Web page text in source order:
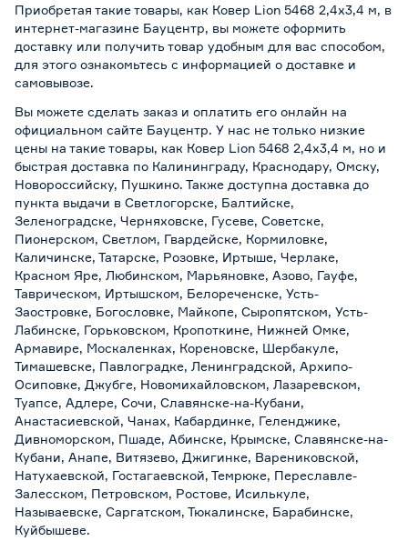
Приобретая такие товары, как Ковер Lion 5468 2,4х3,4 м, в
интернет-магазине Бауцентр, вы можете оформить
доставку или получить товар удобным для вас способом,
для этого ознакомьтесь с информацией о доставке и
самовывозе.
Вы можете сделать заказ и оплатить его онлайн на
официальном сайте Бауцентр. У нас не только низкие
цены на такие товары, как Ковер Lion 5468 2,4х3,4 м, но и
быстрая доставка по Калининграду, Краснодару, Омску,
Новороссийску, Пушкино. Также доступна доставка до
пункта выдачи в Светлогорске, Балтийске,
Зеленоградске, Черняховске, Гусеве, Советске,
Пионерском, Светлом, Гвардейске, Кормиловке,
Каличинске, Татарске, Розовке, Иртыше, Черлаке,
Красном Яре, Любинском, Марьяновке, Азово, Гауфе,
Таврическом, Иртышском, Белореченске, Усть-
Заостровке, Богословке, Майкопе, Сыропятском, Усть-
Лабинске, Горьковском, Кропоткине, Нижней Омке,
Армавире, Москаленках, Кореновске, Шербакуле,
Тимашевске, Павлоградке, Ленинградской, Архипо-
Осиповке, Джубге, Новомихайловском, Лазаревском,
Туапсе, Адлере, Сочи, Славянске-на-Кубани,
Анастасиевской, Чанах, Кабардинке, Геленджике,
Дивноморском, Пшаде, Абинске, Крымске, Славянске-на-
Кубани, Анапе, Витязево, Джигинке, Варениковской,
Натухаевской, Гостагаевской, Темрюке, Переславле-
Залесском, Петровском, Ростове, Исилькуле,
Называевске, Саргатском, Тюкалинске, Барабинске,
Куйбышеве.